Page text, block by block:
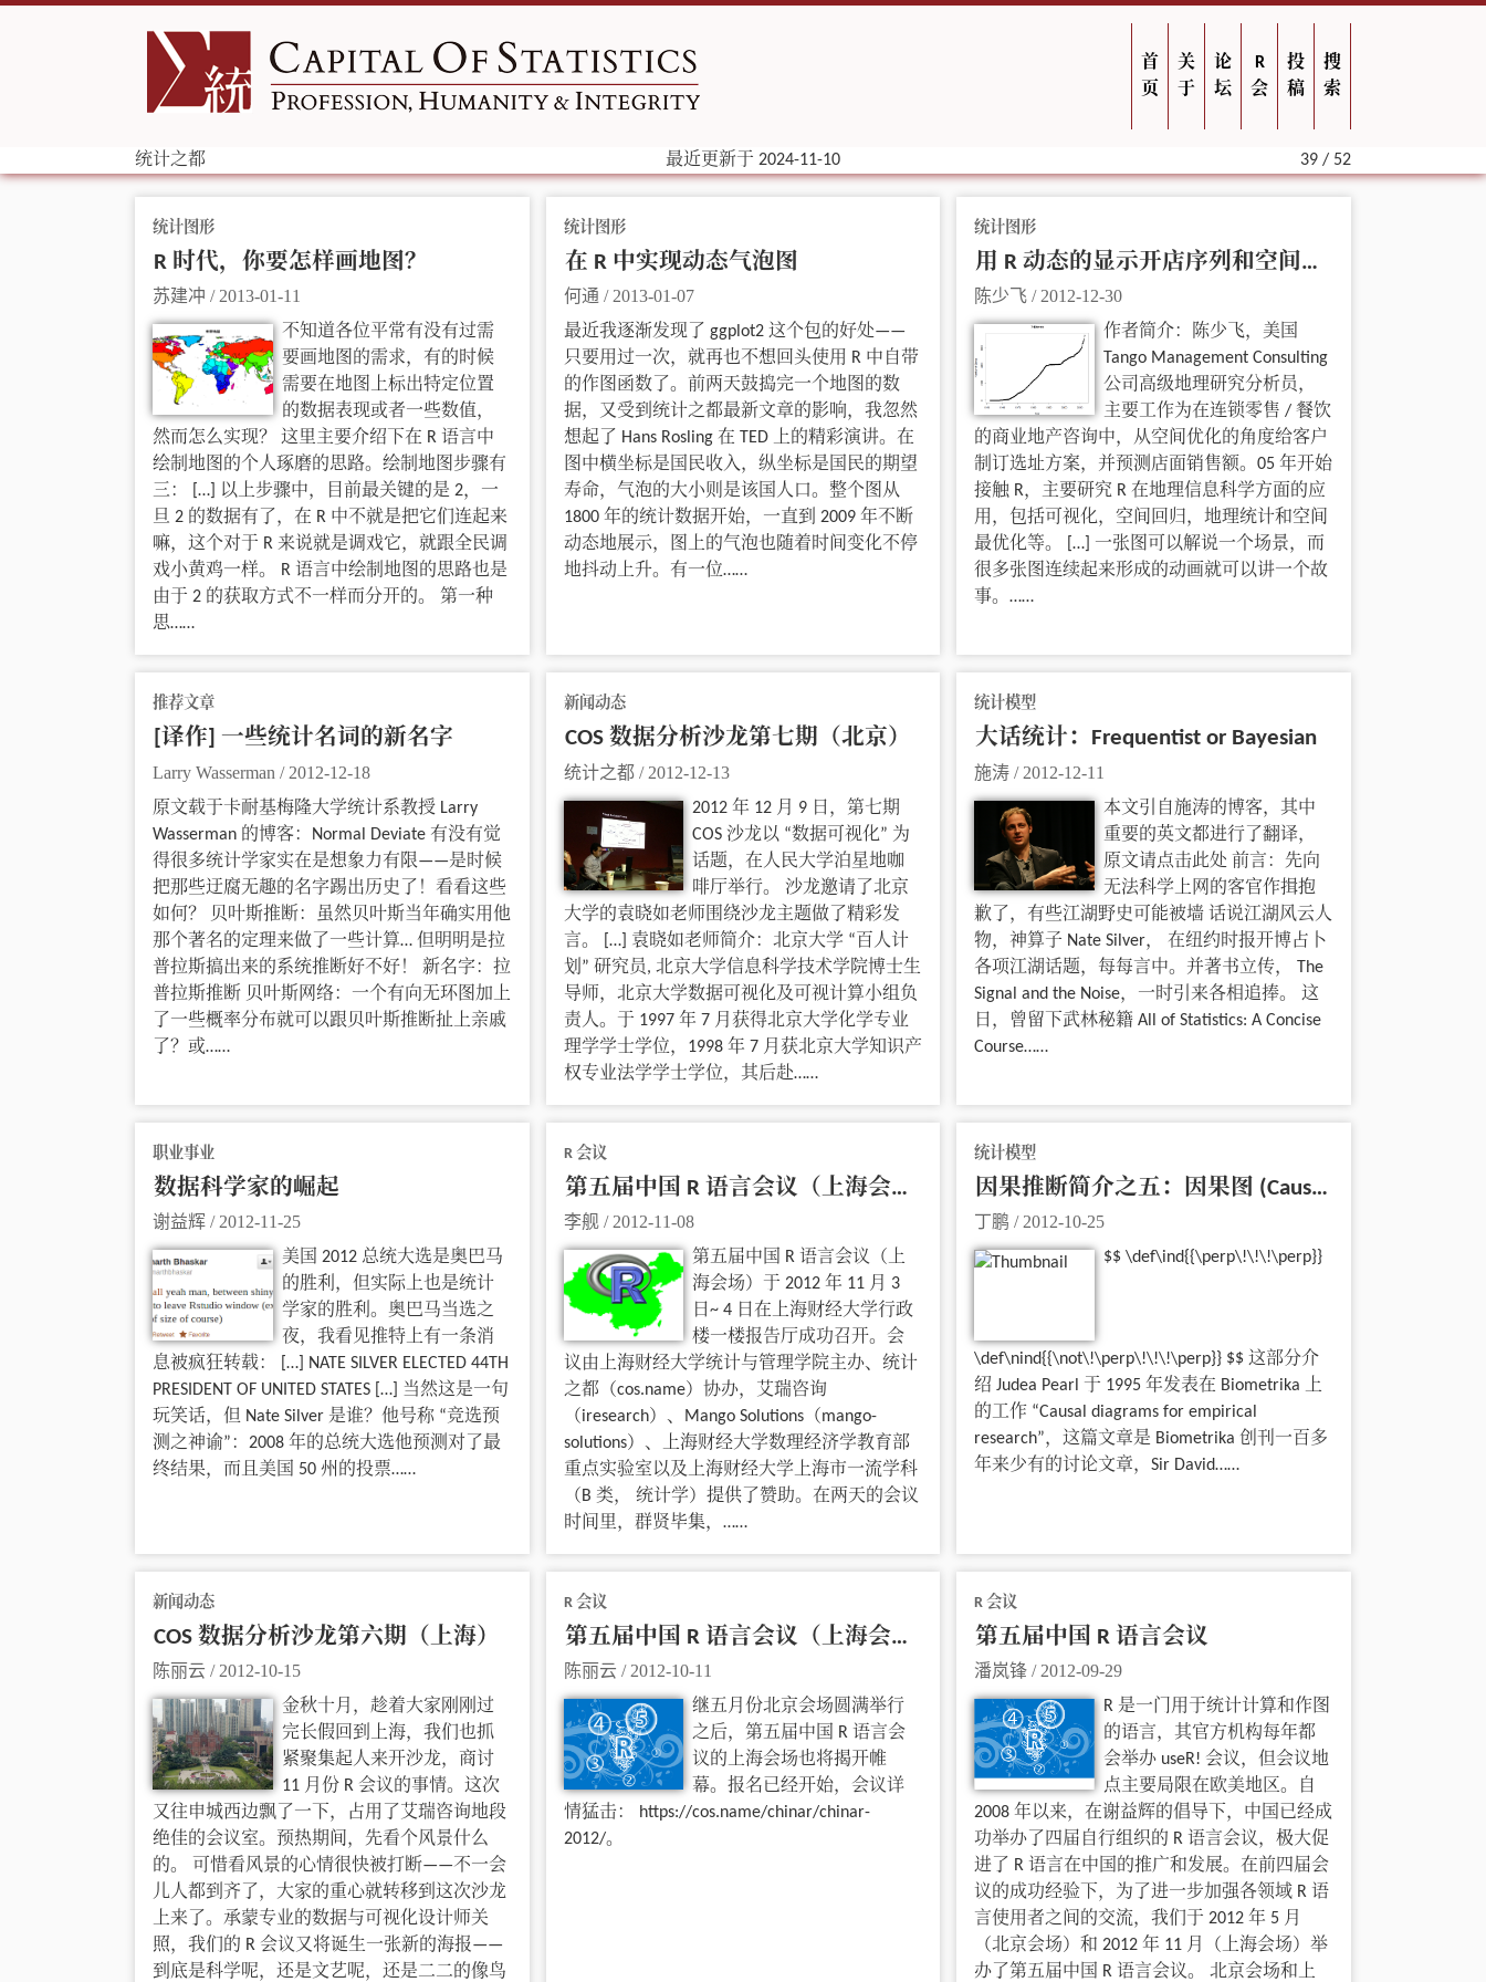
首
页
关
于
论
坛
R
会
投
稿
搜
索
统计之都 最近更新于 2024-11-10 39 / 52
统计图形
R 时代，你要怎样画地图？
苏建冲 / 2013-01-11
不知道各位平常有没有过需
要画地图的需求，有的时候
需要在地图上标出特定位置
的数据表现或者一些数值，
然而怎么实现？ 这里主要介绍下在 R 语言中
绘制地图的个人琢磨的思路。绘制地图步骤有
三： […] 以上步骤中，目前最关键的是 2，一
旦 2 的数据有了，在 R 中不就是把它们连起来
嘛，这个对于 R 来说就是调戏它，就跟全民调
戏小黄鸡一样。 R 语言中绘制地图的思路也是
由于 2 的获取方式不一样而分开的。 第一种
思……
统计图形
在 R 中实现动态气泡图
何通 / 2013-01-07
最近我逐渐发现了 ggplot2 这个包的好处——
只要用过一次，就再也不想回头使用 R 中自带
的作图函数了。前两天鼓捣完一个地图的数
据，又受到统计之都最新文章的影响，我忽然
想起了 Hans Rosling 在 TED 上的精彩演讲。在
图中横坐标是国民收入，纵坐标是国民的期望
寿命，气泡的大小则是该国人口。整个图从
1800 年的统计数据开始，一直到 2009 年不断
动态地展示，图上的气泡也随着时间变化不停
地抖动上升。有一位……
统计图形
用 R 动态的显示开店序列和空间分布
陈少飞/ 2012-12-30
作者简介：陈少飞，美国
Tango Management Consulting
公司高级地理研究分析员，
主要工作为在连锁零售 / 餐饮
的商业地产咨询中，从空间优化的角度给客户
制订选址方案，并预测店面销售额。05 年开始
接触 R，主要研究 R 在地理信息科学方面的应
用，包括可视化，空间回归，地理统计和空间
最优化等。 […] 一张图可以解说一个场景，而
很多张图连续起来形成的动画就可以讲一个故
事。……
推荐文章
[译作] 一些统计名词的新名字
Larry Wasserman / 2012-12-18
原文载于卡耐基梅隆大学统计系教授 Larry
Wasserman 的博客：Normal Deviate 有没有觉
得很多统计学家实在是想象力有限——是时候
把那些迂腐无趣的名字踢出历史了！看看这些
如何？ 贝叶斯推断：虽然贝叶斯当年确实用他
那个著名的定理来做了一些计算… 但明明是拉
普拉斯搞出来的系统推断好不好！ 新名字：拉
普拉斯推断 贝叶斯网络：一个有向无环图加上
了一些概率分布就可以跟贝叶斯推断扯上亲戚
了？或……
新闻动态
COS 数据分析沙龙第七期（北京）
统计之都 / 2012-12-13
2012 年 12 月 9 日，第七期
COS 沙龙以 “数据可视化” 为
话题，在人民大学泊星地咖
啡厅举行。 沙龙邀请了北京
大学的袁晓如老师围绕沙龙主题做了精彩发
言。 […] 袁晓如老师简介：北京大学 “百人计
划” 研究员, 北京大学信息科学技术学院博士生
导师，北京大学数据可视化及可视计算小组负
责人。于 1997 年 7 月获得北京大学化学专业
理学学士学位，1998 年 7 月获北京大学知识产
权专业法学学士学位，其后赴……
统计模型
大话统计：Frequentist or Bayesian
施涛/ 2012-12-11
本文引自施涛的博客，其中
重要的英文都进行了翻译，
原文请点击此处 前言：先向
无法科学上网的客官作揖抱
歉了，有些江湖野史可能被墙 话说江湖风云人
物，神算子 Nate Silver， 在纽约时报开博占卜
各项江湖话题，每每言中。并著书立传， The
Signal and the Noise，一时引来各相追捧。 这
日，曾留下武林秘籍 All of Statistics: A Concise
Course……
职业事业
数据科学家的崛起
谢益辉 / 2012-11-25
美国 2012 总统大选是奥巴马
的胜利，但实际上也是统计
学家的胜利。奥巴马当选之
夜，我看见推特上有一条消
息被疯狂转载： […] NATE SILVER ELECTED 44TH
PRESIDENT OF UNITED STATES […] 当然这是一句
玩笑话，但 Nate Silver 是谁？他号称 “竞选预
测之神谕”：2008 年的总统大选他预测对了最
终结果，而且美国 50 州的投票……
R 会议
第五届中国 R 语言会议（上海会场）纪要
李舰 / 2012-11-08
第五届中国 R 语言会议（上
海会场）于 2012 年 11 月 3
日~ 4 日在上海财经大学行政
楼一楼报告厅成功召开。会
议由上海财经大学统计与管理学院主办、统计
之都（cos.name）协办，艾瑞咨询
（iresearch）、Mango Solutions（mango-
solutions）、上海财经大学数理经济学教育部
重点实验室以及上海财经大学上海市一流学科
（B 类， 统计学）提供了赞助。在两天的会议
时间里，群贤毕集，……
统计模型
因果推断简介之五：因果图 (Causal Diagram)
丁鹏/ 2012-10-25
$$ \def\ind{{\perp\!\!\!\perp}}
\def\nind{{\not\!\perp\!\!\!\perp}} $$ 这部分介
绍 Judea Pearl 于 1995 年发表在 Biometrika 上
的工作 “Causal diagrams for empirical
research”，这篇文章是 Biometrika 创刊一百多
年来少有的讨论文章，Sir David……
新闻动态
COS 数据分析沙龙第六期（上海）
陈丽云 / 2012-10-15
金秋十月，趁着大家刚刚过
完长假回到上海，我们也抓
紧聚集起人来开沙龙，商讨
11 月份 R 会议的事情。这次
又往申城西边飘了一下，占用了艾瑞咨询地段
绝佳的会议室。预热期间，先看个风景什么
的。 可惜看风景的心情很快被打断——不一会
儿人都到齐了，大家的重心就转移到这次沙龙
上来了。承蒙专业的数据与可视化设计师关
照，我们的 R 会议又将诞生一张新的海报——
到底是科学呢，还是文艺呢，还是二二的像鸟
R 会议
第五届中国 R 语言会议（上海会场）报名开始
陈丽云 / 2012-10-11
继五月份北京会场圆满举行
之后，第五届中国 R 语言会
议的上海会场也将揭开帷
幕。报名已经开始，会议详
情猛击： https://cos.name/chinar/chinar-
2012/。
R 会议
第五届中国 R 语言会议
潘岚锋/ 2012-09-29
R 是一门用于统计计算和作图
的语言，其官方机构每年都
会举办 useR! 会议，但会议地
点主要局限在欧美地区。自
2008 年以来，在谢益辉的倡导下，中国已经成
功举办了四届自行组织的 R 语言会议，极大促
进了 R 语言在中国的推广和发展。在前四届会
议的成功经验下，为了进一步加强各领域 R 语
言使用者之间的交流，我们于 2012 年 5 月
（北京会场）和 2012 年 11 月（上海会场）举
办了第五届中国 R 语言会议。 北京会场和上